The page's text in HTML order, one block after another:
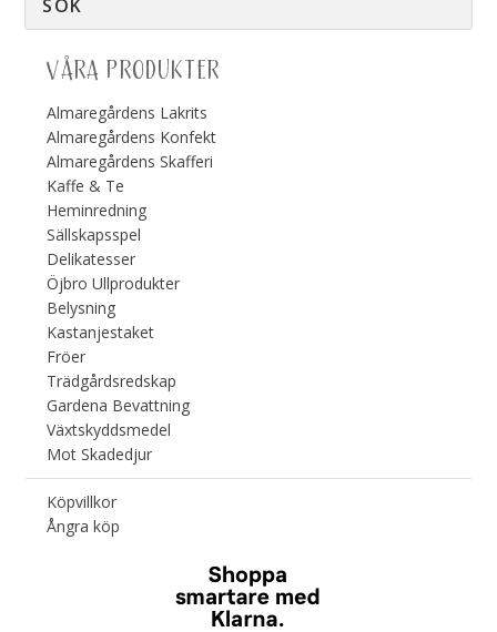
VÅRA PRODUKTER
Almaregårdens Lakrits
Almaregårdens Konfekt
Almaregårdens Skafferi
Kaffe & Te
Heminredning
Sällskapsspel
Delikatesser
Öjbro Ullprodukter
Belysning
Kastanjestaket
Fröer
Trädgårdsredskap
Gardena Bevattning
Växtskyddsmedel
Mot Skadedjur
Köpvillkor
Ångra köp